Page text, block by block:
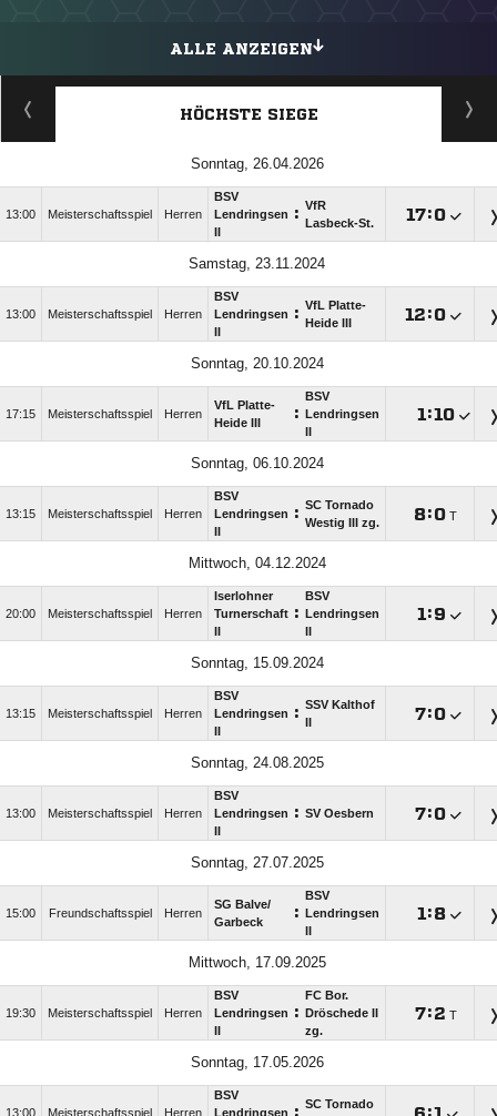
ALLE ANZEIGEN
HÖCHSTE SIEGE
Sonntag, 26.04.2026
13:00 Meisterschaftsspiel Herren
BSV
Lendringsen : VfR
Lasbeck-St.
:
Samstag, 23.11.2024
13:00 Meisterschaftsspiel Herren
BSV
Lendringsen : VfL Platte-
Heide III
:
Sonntag, 20.10.2024
17:15 Meisterschaftsspiel Herren
VfL Platte-
Heide III
:
BSV
Lendringsen
:
Sonntag, 06.10.2024
13:15 Meisterschaftsspiel Herren
BSV
Lendringsen : SC Tornado
Westig III zg.
: T
Mittwoch, 04.12.2024
20:00 Meisterschaftsspiel Herren
Iserlohner
Turnerschaft :
BSV
Lendringsen
:
Sonntag, 15.09.2024
13:15 Meisterschaftsspiel Herren
BSV
Lendringsen : SSV Kalthof
:
Sonntag, 24.08.2025
13:00 Meisterschaftsspiel Herren
BSV
Lendringsen : SV Oesbern :
Sonntag, 27.07.2025
15:00 Freundschaftsspiel Herren
SG Balve/​
Garbeck
:
BSV
Lendringsen
:
Mittwoch, 17.09.2025
19:30 Meisterschaftsspiel Herren
BSV
Lendringsen :
FC Bor.
Dröschede II
zg.
: T
Sonntag, 17.05.2026
13:00 Meisterschaftsspiel Herren
BSV
Lendringsen
SC Tornado